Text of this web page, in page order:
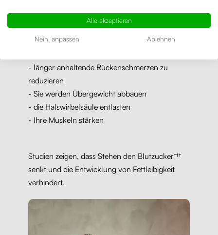
Leistungsfähigkeit. Mit einem verstellbaren
Schreibtisch können Sie:
- die Konzentration verbessern
- länger anhaltende Rückenschmerzen zu
reduzieren
- Sie werden Übergewicht abbauen
- die Halswirbelsäule entlasten
- Ihre Muskeln stärken
Studien zeigen, dass Stehen den Blutzucker†††
senkt und die Entwicklung von Fettleibigkeit
verhindert.
Alle akzeptieren
Nein, anpassen Ablehnen